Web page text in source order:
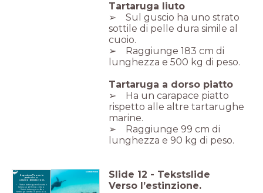
Tartaruga liuto
➢ Sul guscio ha uno strato
sottile di pelle dura simile al
cuoio.
➢ Raggiunge 183 cm di
lunghezza e 500 kg di peso.
Tartaruga a dorso piatto
➢ Ha un carapace piatto
rispetto alle altre tartarughe
marine.
➢ Raggiunge 99 cm di
lunghezza e 90 kg di peso.
6 specie su 7 sono in
pericolo o
a rischio di estinzione.
• Status tartaruga embricata e
tartaruga di Kemp: critico.
• Status tartaruga verde e
tartaruga caretta: in pericolo.
Slide 12 - Tekstslide
Verso l’estinzione.